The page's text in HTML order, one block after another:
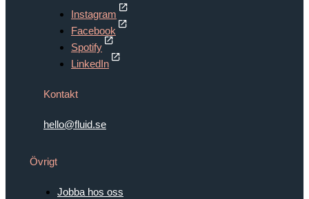
Instagram
Facebook
Spotify
LinkedIn
Kontakt
hello@fluid.se
Övrigt
Jobba hos oss